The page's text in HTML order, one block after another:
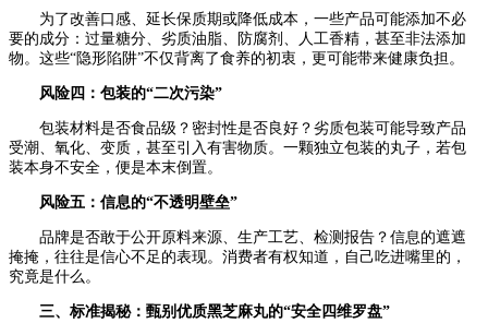
为了改善口感、延长保质期或降低成本，一些产品可能添加不必
要的成分：过量糖分、劣质油脂、防腐剂、人工香精，甚至非法添加
物。这些“隐形陷阱”不仅背离了食养的初衷，更可能带来健康负担。
风险四：包装的“二次污染”
包装材料是否食品级？密封性是否良好？劣质包装可能导致产品
受潮、氧化、变质，甚至引入有害物质。一颗独立包装的丸子，若包
装本身不安全，便是本末倒置。
风险五：信息的“不透明壁垒”
品牌是否敢于公开原料来源、生产工艺、检测报告？信息的遮遮
掩掩，往往是信心不足的表现。消费者有权知道，自己吃进嘴里的，
究竟是什么。
三、标准揭秘：甄别优质黑芝麻丸的“安全四维罗盘”